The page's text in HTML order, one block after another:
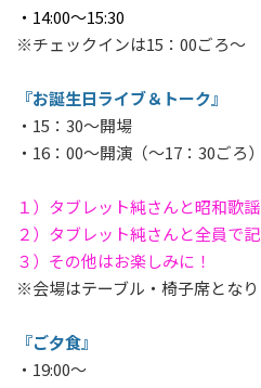
・14:00～15:30
※チェックインは15：00ごろ～
『お誕生日ライブ＆トーク』
・15：30～開場
・16：00～開演（～17：30ごろ）
１）タブレット純さんと昭和歌
２）タブレット純さんと全員で記
３）その他はお楽しみに！
※会場はテーブル・椅子席となり
『ご夕食』
・19:00～